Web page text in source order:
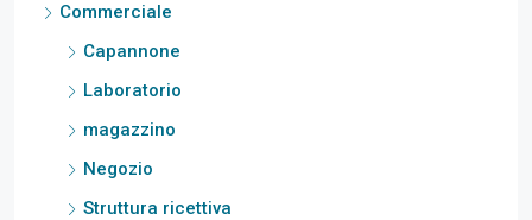
Commerciale
Capannone
Laboratorio
magazzino
Negozio
Struttura ricettiva